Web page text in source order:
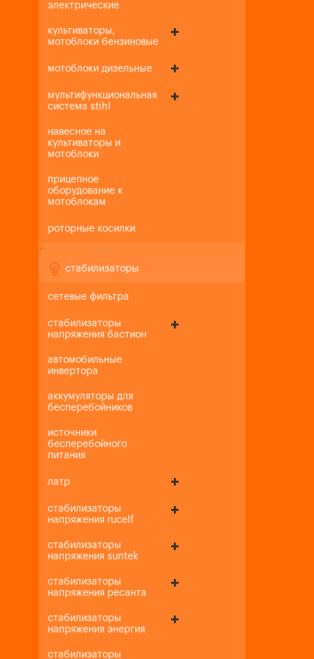
электрические
культиваторы,
мотоблоки бензиновые
мотоблоки дизельные
мультифункциональная
система stihl
навесное на
культиваторы и
мотоблоки
прицепное
оборудование к
мотоблокам
роторные косилки
+-
стабилизаторы
сетевые фильтра
стабилизаторы
напряжения бастион
автомобильные
инвертора
аккумуляторы для
бесперебойников
источники
бесперебойного
питания
латр
стабилизаторы
напряжения rucelf
стабилизаторы
напряжения suntek
стабилизаторы
напряжения ресанта
стабилизаторы
напряжения энергия
стабилизаторы